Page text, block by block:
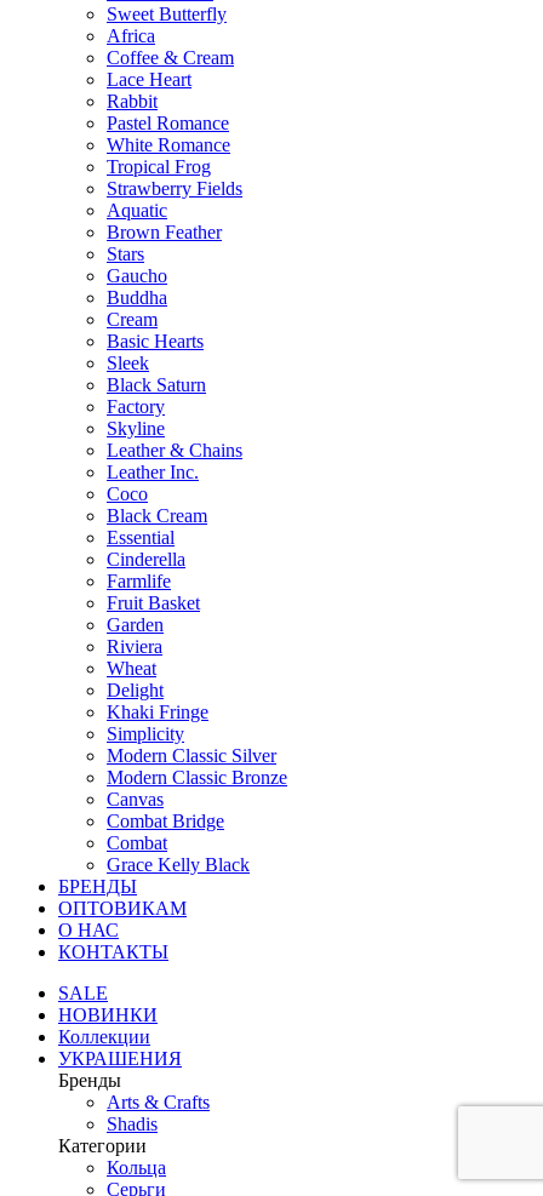
Sweet Butterfly
Africa
Coffee & Cream
Lace Heart
Rabbit
Pastel Romance
White Romance
Tropical Frog
Strawberry Fields
Aquatic
Brown Feather
Stars
Gaucho
Buddha
Cream
Basic Hearts
Sleek
Black Saturn
Factory
Skyline
Leather & Chains
Leather Inc.
Coco
Black Cream
Essential
Cinderella
Farmlife
Fruit Basket
Garden
Riviera
Wheat
Delight
Khaki Fringe
Simplicity
Modern Classic Silver
Modern Classic Bronze
Canvas
Combat Bridge
Combat
Grace Kelly Black
БРЕНДЫ
ОПТОВИКАМ
О НАС
КОНТАКТЫ
SALE
НОВИНКИ
Коллекции
УКРАШЕНИЯ
Бренды
Аrts & Сrafts
Shadis
Категории
Кольца
Серьги